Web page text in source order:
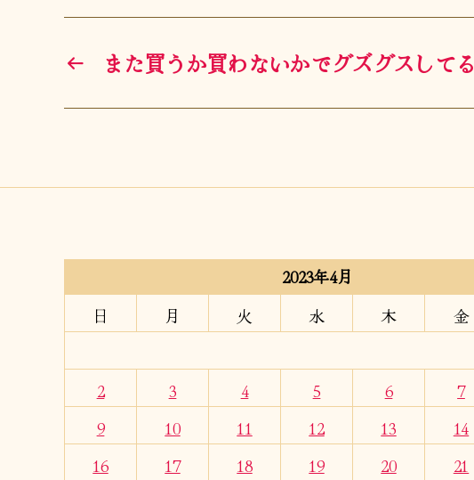
← また買うか買わないかでグズグスしてる
2023年4月
日
月 火 水 木 金
2
3 4 5 6 7
9
10 11 12 13 14
16
17 18 19 20 21